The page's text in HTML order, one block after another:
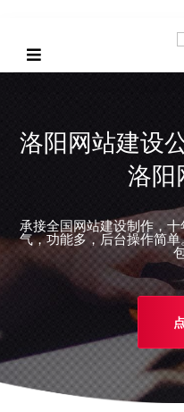
洛阳网站建设
洛阳
承接全国网站建设制作，
气，功能多，后台操作简